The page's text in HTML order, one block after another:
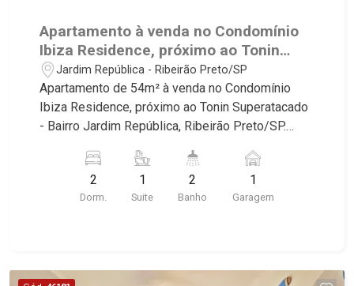
Apartamento à venda no Condomínio
Ibiza Residence, próximo ao Tonin
Superatacado - Ribeirão Preto/SP.
Jardim República - Ribeirão Preto/SP
Apartamento de 54m² à venda no Condomínio
Ibiza Residence, próximo ao Tonin Superatacado
- Bairro Jardim República, Ribeirão Preto/SP.
Martinelli Imobiliária selecionou para você: -
54m² de área útil - 2 dormitório com armários
sendo 1 suíte - Banheiro social - Sala 2
desde 2000. Especialistas em Venda, Locação e
2
Dorm.
1
Suite
2
Banho
1
Garagem